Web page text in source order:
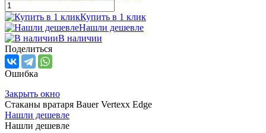
Купить в 1 клик
Нашли дешевле
В наличии
Поделиться
Ошибка
Закрыть окно
Стаканы вратаря Bauer Vertexx Edge
Нашли дешевле
Нашли дешевле